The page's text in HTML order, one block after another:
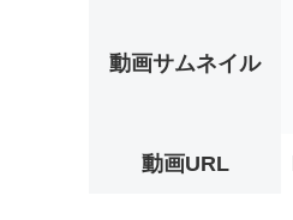
動画サムネイル
動画URL